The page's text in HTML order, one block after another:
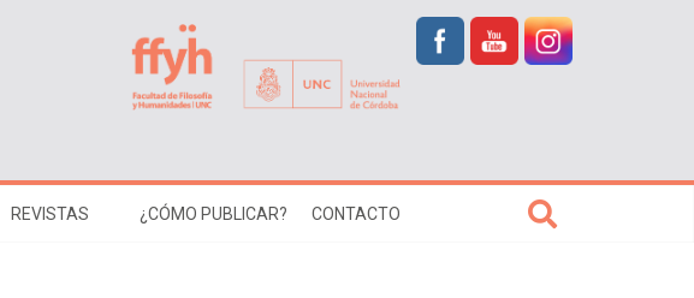
REVISTAS ¿CÓMO PUBLICAR? CONTACTO